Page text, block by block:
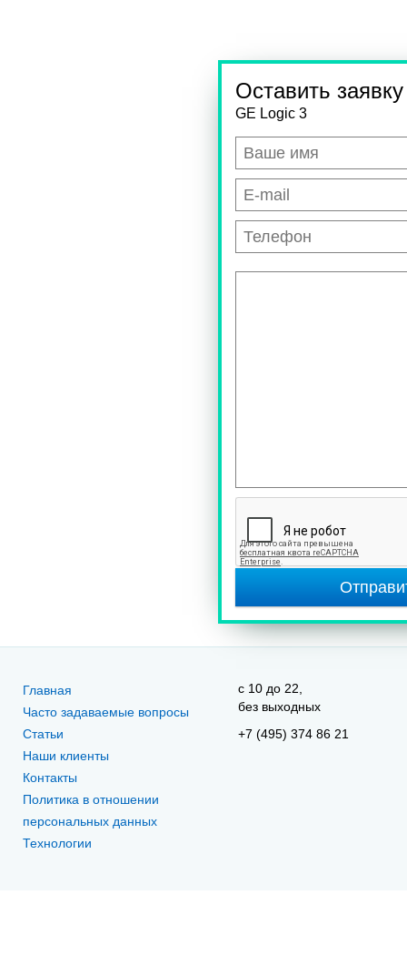
Оставить заявку
GE Logic 3
Главная
Часто задаваемые вопросы
Статьи
Наши клиенты
Контакты
Политика в отношении
персональных данных
Технологии
c 10 до 22,
без выходных
+7 (495) 374 86 21